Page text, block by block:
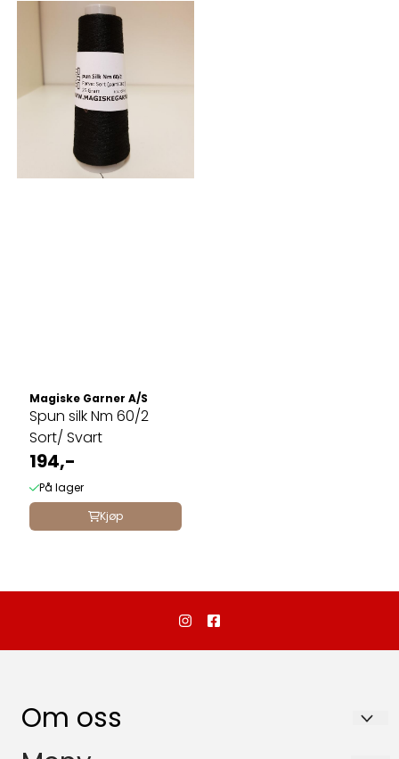
Magiske Garner A/S
Spun silk Nm 60/2
Sort/ Svart
194,-
På lager
Kjøp
Om oss
Dalebutikken as